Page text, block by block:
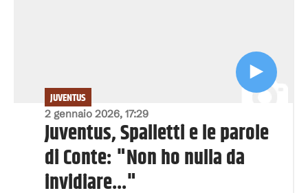
2 gennaio 2026, 17:29
JUVENTUS
Juventus, Spalletti e le parole
di Conte: "Non ho nulla da
invidiare..."